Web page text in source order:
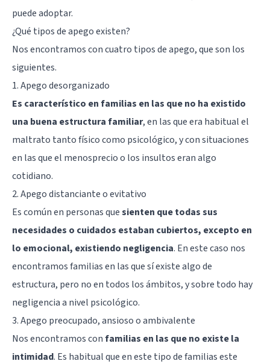
puede adoptar.
¿Qué tipos de apego existen?
Nos encontramos con cuatro tipos de apego, que son los
siguientes.
1. Apego desorganizado
Es característico en familias en las que no ha existido
una buena estructura familiar, en las que era habitual el
maltrato tanto físico como psicológico, y con situaciones
en las que el menosprecio o los insultos eran algo
cotidiano.
2. Apego distanciante o evitativo
Es común en personas quesienten que todas sus
necesidades o cuidados estaban cubiertos, excepto en
lo emocional, existiendo negligencia. En este caso nos
encontramos familias en las que sí existe algo de
estructura, pero no en todos los ámbitos, y sobre todo hay
negligencia a nivel psicológico.
3. Apego preocupado, ansioso o ambivalente
Nos encontramos confamilias en las que no existe la
intimidad. Es habitual que en este tipo de familias este